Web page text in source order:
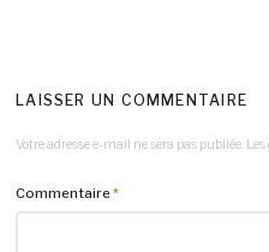
LAISSER UN COMMENTAIRE
Votre adresse e-mail ne sera pas publiée.
Commentaire*